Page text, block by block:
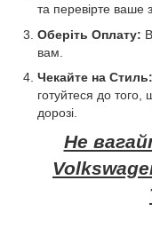
та перевірте ваше
Оберіть Оплату:
вам.
Чекайте на Стиль:
готуйтеся до
дорозі.
Не